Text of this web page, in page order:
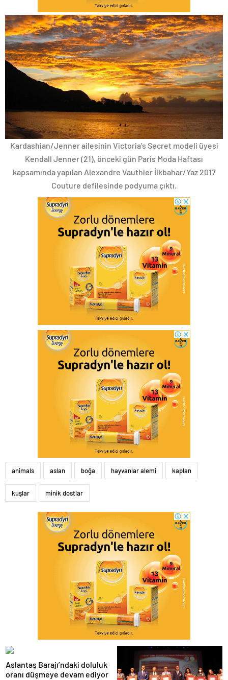
Kardashian/Jenner ailesinin Victoria’s Secret modeli üyesi
Kendall Jenner (21), önceki gün Paris Moda Haftası
kapsamında yapılan Alexandre Vauthier İlkbahar/Yaz 2017
Couture defilesinde podyuma çıktı.
animals aslan boğa hayvanlar alemi kaplan
kuşlar minik dostlar
Aslantaş Barajı’ndaki doluluk
oranı düşmeye devam ediyor